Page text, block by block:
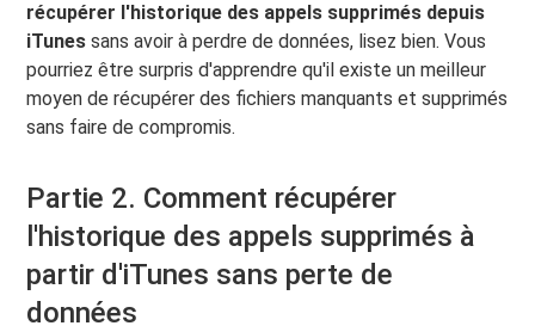
récupérer l'historique des appels supprimés depuis
iTunes sans avoir à perdre de données, lisez bien. Vous
pourriez être surpris d'apprendre qu'il existe un meilleur
moyen de récupérer des fichiers manquants et supprimés
sans faire de compromis.
Partie 2. Comment récupérer
l'historique des appels supprimés à
partir d'iTunes sans perte de
données